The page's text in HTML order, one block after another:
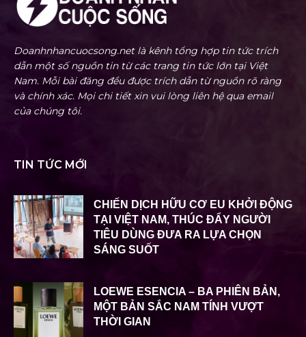
Doanhnhancuocsong.net là kênh tổng hợp tin tức trích
dẫn một số nguồn tin từ các trang tin tức lớn tại Việt
Nam. Mỗi bài đăng đều được trích dẫn từ nguồn rõ ràng
và chính xác. Mọi chi tiết xin vui lòng liên hệ qua email
của chúng tôi.
TIN TỨC MỚI
CHIẾN DỊCH HỮU CƠ EU KHỞI ĐỘNG
TẠI VIỆT NAM, THÚC ĐẨY NGƯỜI
TIÊU DÙNG ĐƯA RA LỰA CHỌN
SÁNG SUỐT
LOEWE ESENCIA – BA PHIÊN BẢN,
MỘT BẢN SẮC NAM TÍNH VƯỢT
THỜI GIAN